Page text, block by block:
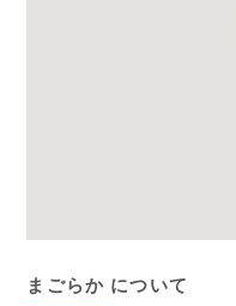
まごらか について